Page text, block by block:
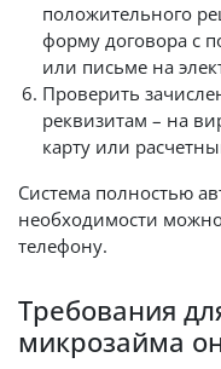
положительного
форму договора с
или письме на
Проверить
реквизитам – на
карту или
Система полностью
необходимости
телефону.
Требования
микрозайма